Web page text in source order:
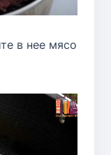
в нее мясо